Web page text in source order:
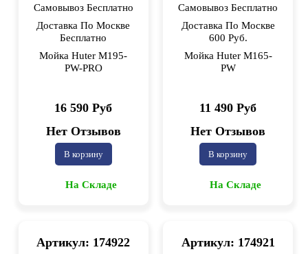
Самовывоз Бесплатно
Доставка По Москве
Бесплатно
Мойка Huter M195-
PW-PRO
16 590 Руб
Нет Отзывов
В корзину
На Складе
Самовывоз Бесплатно
Доставка По Москве
600 Руб.
Мойка Huter M165-
PW
11 490 Руб
Нет Отзывов
В корзину
На Складе
Артикул: 174922 Артикул: 174921